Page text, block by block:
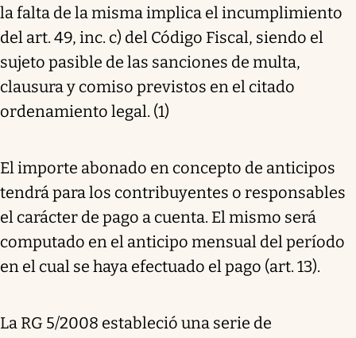
la falta de la misma implica el incumplimiento
del art. 49, inc. c) del Código Fiscal, siendo el
sujeto pasible de las sanciones de multa,
clausura y comiso previstos en el citado
ordenamiento legal. (1)
El importe abonado en concepto de anticipos
tendrá para los contribuyentes o responsables
el carácter de pago a cuenta. El mismo será
computado en el anticipo mensual del período
en el cual se haya efectuado el pago (art. 13).
La RG 5/2008 estableció una serie de